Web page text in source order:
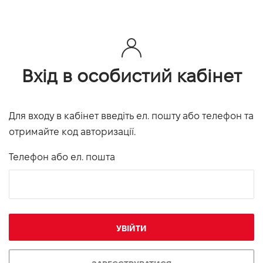
Вхід в особистий кабінет
Для входу в кабінет введіть ел. пошту або телефон та
отримайте код авторизації.
Телефон або ел. пошта
УВІЙТИ